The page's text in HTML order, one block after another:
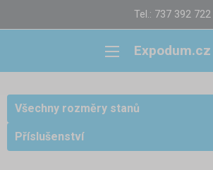
Tel.: 737 392 722
Expodum.cz
Všechny rozměry stanů
Příslušenství